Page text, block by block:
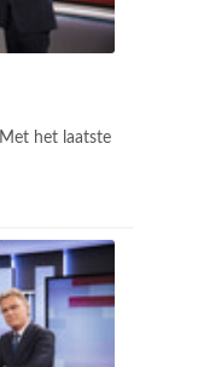
Met het laatste